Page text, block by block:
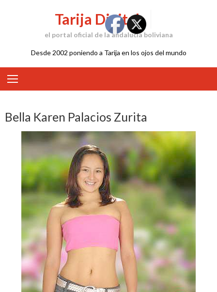
Tarija Digital
el portal oficial de la andalucía boliviana
Desde 2002 poniendo a Tarija en los ojos del mundo
Bella Karen Palacios Zurita